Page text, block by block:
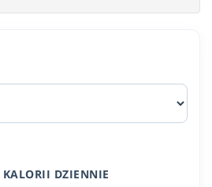
DZIENNIE